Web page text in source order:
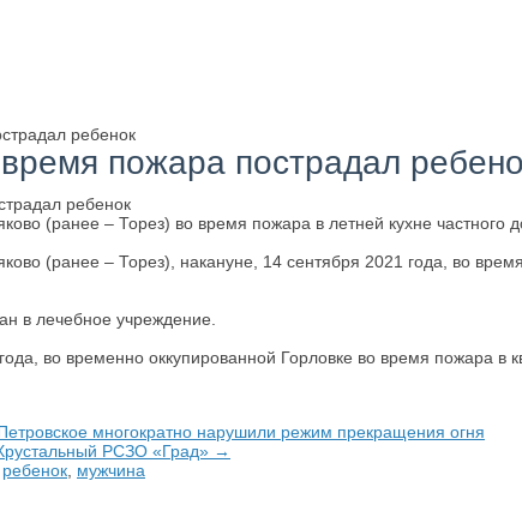
ребенок
пожара пострадал
(ранее – Торез) во время пожара в летней кухне частного
(ранее – Торез), накануне, 14 сентября 2021 года, во
в лечебное учреждение.
во временно оккупированной Горловке во время пожара
многократно нарушили режим прекращения огня
РСЗО «Град» →
ребенок мужчина